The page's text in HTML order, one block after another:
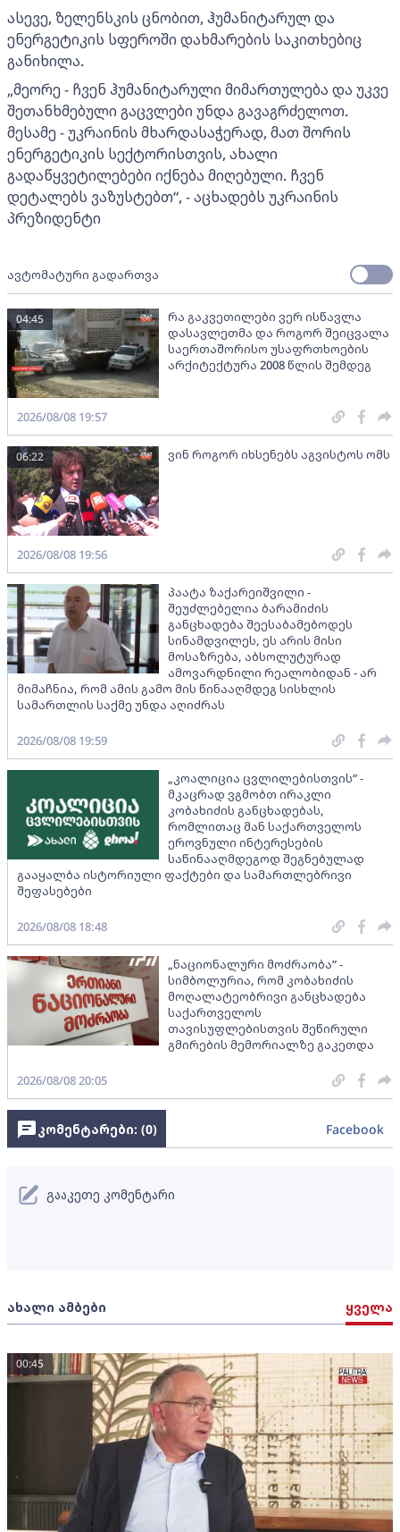
ასევე, ზელენსკის ცნობით, ჰუმანიტარულ და
ენერგეტიკის სფეროში დახმარების საკითხებიც
განიხილა.
„მეორე - ჩვენ ჰუმანიტარული მიმართულება და უკვე
შეთანხმებული გაცვლები უნდა გავაგრძელოთ.
მესამე - უკრაინის მხარდასაჭერად, მათ შორის
ენერგეტიკის სექტორისთვის, ახალი
გადაწყვეტილებები იქნება მიღებული. ჩვენ
დეტალებს ვაზუსტებთ“, - აცხადებს უკრაინის
პრეზიდენტი
ავტომატური გადართვა
რა გაკვეთილები ვერ ისწავლა
დასავლეთმა და როგორ შეიცვალა
საერთაშორისო უსაფრთხოების
არქიტექტურა 2008 წლის შემდეგ
04:45
2026/08/08 19:57
ვინ როგორ იხსენებს აგვისტოს ომს
06:22
2026/08/08 19:56
პაატა ზაქარეიშვილი -
შეუძლებელია ბარამიძის
განცხადება შეესაბამებოდეს
სინამდვილეს, ეს არის მისი
მოსაზრება, აბსოლუტურად
ამოვარდნილი რეალობიდან - არ
მიმაჩნია, რომ ამის გამო მის წინააღმდეგ სისხლის
სამართლის საქმე უნდა აღიძრას
2026/08/08 19:59
„კოალიცია ცვლილებისთვის“ -
მკაცრად ვგმობთ ირაკლი
კობახიძის განცხადებას,
რომლითაც მან საქართველოს
ეროვნული ინტერესების
საწინააღმდეგოდ შეგნებულად
გააყალბა ისტორიული ფაქტები და სამართლებრივი
შეფასებები
2026/08/08 18:48
„ნაციონალური მოძრაობა“ -
სიმბოლურია, რომ კობახიძის
მოღალატეობრივი განცხადება
საქართველოს
თავისუფლებისთვის შეწირული
გმირების მემორიალზე გაკეთდა
2026/08/08 20:05
ახალი ამბები ყველა
00:45
კომენტარები: (0) Facebook
გააკეთე კომენტარი